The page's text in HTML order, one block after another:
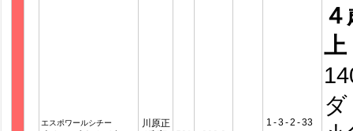
エスポワールシチー
川原正
1 -3-2 -33
上